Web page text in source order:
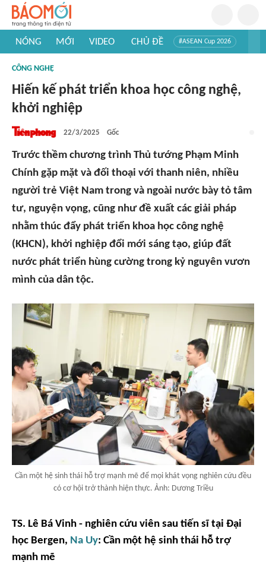
NÓNG MỚI VIDEO CHỦ ĐỀ #ASEAN Cup 2026
#Khám phá Việt Nam
CÔNG NGHỆ
Hiến kế phát triển khoa học công nghệ,
khởi nghiệp
22/3/2025 Gốc
Trước thềm chương trình Thủ tướng Phạm Minh
Chính gặp mặt và đối thoại với thanh niên, nhiều
người trẻ Việt Nam trong và ngoài nước bày tỏ tâm
tư, nguyện vọng, cũng như đề xuất các giải pháp
nhằm thúc đẩy phát triển khoa học công nghệ
(KHCN), khởi nghiệp đổi mới sáng tạo, giúp đất
nước phát triển hùng cường trong kỷ nguyên vươn
mình của dân tộc.
Cần một hệ sinh thái hỗ trợ mạnh mẽ để mọi khát vọng nghiên cứu đều
có cơ hội trở thành hiện thực. Ảnh: Dương Triều
TS. Lê Bá Vinh - nghiên cứu viên sau tiến sĩ tại Đại
học Bergen, Na Uy: Cần một hệ sinh thái hỗ trợ
mạnh mẽ